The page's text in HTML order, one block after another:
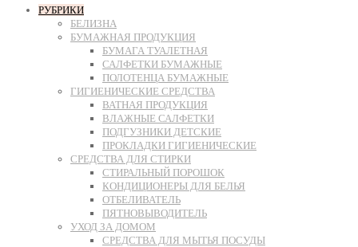
РУБРИКИ
БЕЛИЗНА
БУМАЖНАЯ ПРОДУКЦИЯ
БУМАГА ТУАЛЕТНАЯ
САЛФЕТКИ БУМАЖНЫЕ
ПОЛОТЕНЦА БУМАЖНЫЕ
ГИГИЕНИЧЕСКИЕ СРЕДСТВА
ВАТНАЯ ПРОДУКЦИЯ
ВЛАЖНЫЕ САЛФЕТКИ
ПОДГУЗНИКИ ДЕТСКИЕ
ПРОКЛАДКИ ГИГИЕНИЧЕСКИЕ
СРЕДСТВА ДЛЯ СТИРКИ
СТИРАЛЬНЫЙ ПОРОШОК
КОНДИЦИОНЕРЫ ДЛЯ БЕЛЬЯ
ОТБЕЛИВАТЕЛЬ
ПЯТНОВЫВОДИТЕЛЬ
УХОД ЗА ДОМОМ
СРЕДСТВА ДЛЯ МЫТЬЯ ПОСУДЫ